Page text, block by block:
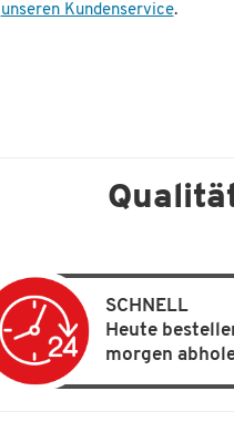
unseren Kundenservice.
SCHNELL
Heute
morgen